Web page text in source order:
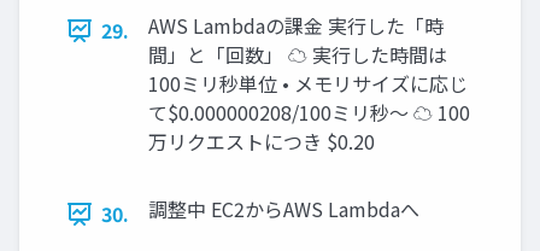
29.
AWS Lambdaの課金 実行した「時
間」と「回数」 ☁ 実行した時間は
100ミリ秒単位 • メモリサイズに応じ
て$0.000000208/100ミリ秒〜 ☁ 100
万リクエストにつき $0.20
30. 調整中 EC2からAWS Lambdaへ